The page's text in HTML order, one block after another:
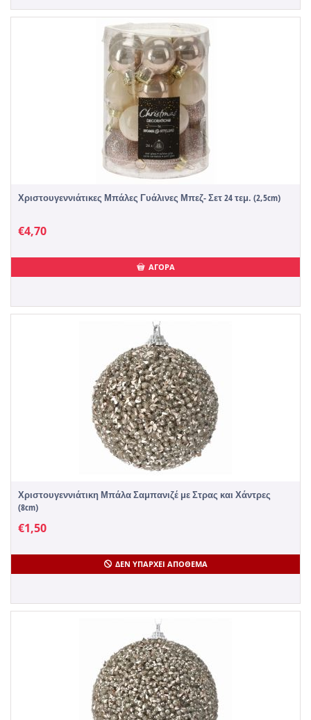
Χριστουγεννιάτικες Μπάλες Γυάλινες Μπεζ- Σετ 24 τεμ. (2,5cm)
€4,70
ΑΓΟΡΑ
Χριστουγεννιάτικη Μπάλα Σαμπανιζέ με Στρας και Χάντρες
(8cm)
€1,50
ΔΕΝ ΥΠΆΡΧΕΙ ΑΠΌΘΕΜΑ